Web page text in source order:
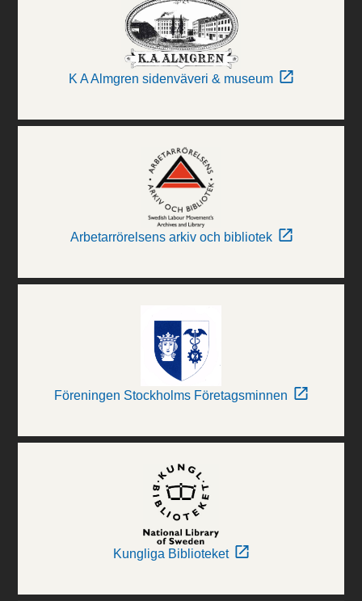
K A Almgren sidenväveri & museum
Arbetarrörelsens arkiv och bibliotek
Föreningen Stockholms Företagsminnen
Kungliga Biblioteket